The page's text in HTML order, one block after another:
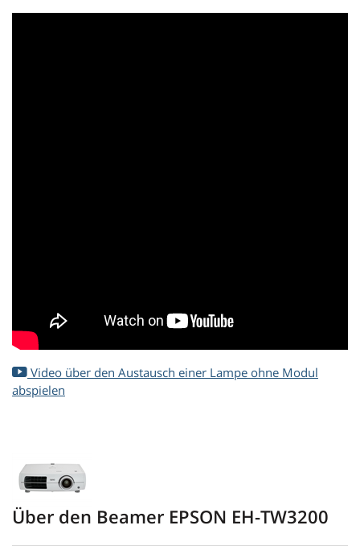
Video über den Austausch einer Lampe ohne Modul
abspielen
Über den Beamer EPSON EH-TW3200